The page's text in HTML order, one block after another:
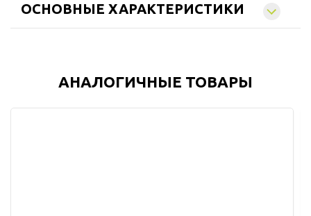
ОСНОВНЫЕ ХАРАКТЕРИСТИКИ
АНАЛОГИЧНЫЕ ТОВАРЫ